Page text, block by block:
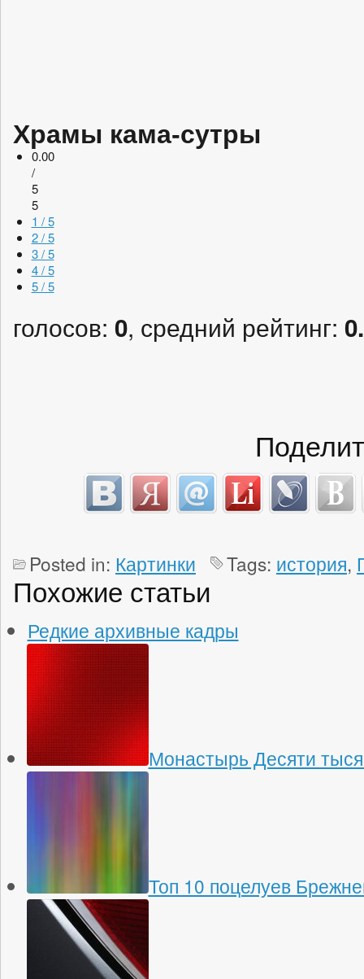
Храмы кама-сутры
0.00
/
5
5
1 / 5
2 / 5
3 / 5
4 / 5
5 / 5
голосов: 0, средний рейтинг:
Posted in: Картинки Tags: история,
Похожие статьи
Редкие архивные кадры
Монастырь Десяти
Топ 10 поцелуев